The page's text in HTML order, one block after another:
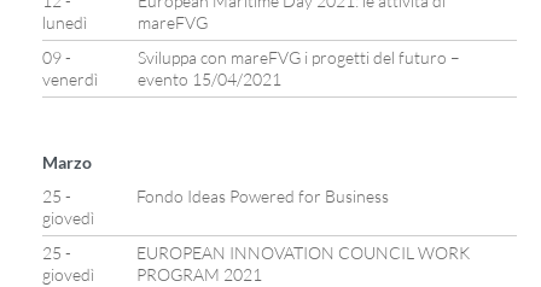
lunedì
mareFVG
09 -
venerdì
Sviluppa con mareFVG i progetti del futuro –
evento 15/04/2021
Marzo
25 -
giovedì
Fondo Ideas Powered for Business
25 -
giovedì
EUROPEAN INNOVATION COUNCIL WORK
PROGRAM 2021